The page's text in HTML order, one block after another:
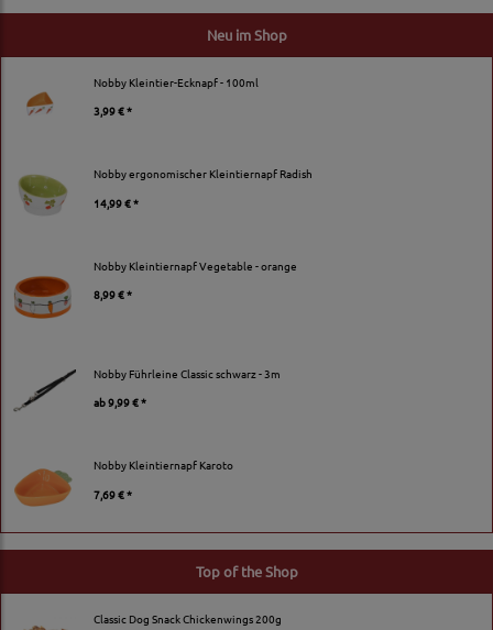
Neu im Shop
Nobby Kleintier-Ecknapf - 100ml
3,99 € *
Nobby ergonomischer Kleintiernapf Radish
14,99 € *
Nobby Kleintiernapf Vegetable - orange
8,99 € *
Nobby Führleine Classic schwarz - 3m
ab9,99 € *
Nobby Kleintiernapf Karoto
7,69 € *
Top of the Shop
Classic Dog Snack Chickenwings 200g